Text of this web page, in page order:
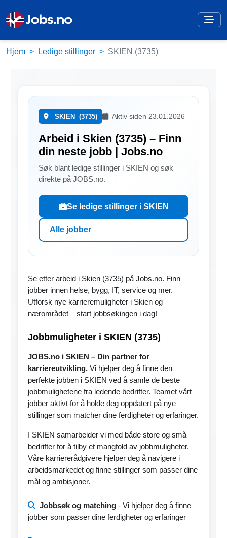
Hjem Ledige stillinger SKIEN (3735)
SKIEN (3735) Aktiv siden 23.01.2026
Arbeid i Skien (3735) – Finn
din neste jobb | Jobs.no
Søk blant ledige stillinger i SKIEN og søk
direkte på JOBS.no.
Se ledige stillinger i SKIEN
Alle jobber
Se etter arbeid i Skien (3735) på Jobs.no. Finn
jobber innen helse, bygg, IT, service og mer.
Utforsk nye karrieremuligheter i Skien og
nærområdet – start jobbsøkingen i dag!
Jobbmuligheter i SKIEN (3735)
JOBS.no i SKIEN – Din partner for
karriereutvikling. Vi hjelper deg å finne den
perfekte jobben i SKIEN ved å samle de beste
jobbmulighetene fra ledende bedrifter. Teamet vårt
jobber aktivt for å holde deg oppdatert på nye
stillinger som matcher dine ferdigheter og erfaringer.
I SKIEN samarbeider vi med både store og små
bedrifter for å tilby et mangfold av jobbmuligheter.
Våre karriererådgivere hjelper deg å navigere i
arbeidsmarkedet og finne stillinger som passer dine
mål og ambisjoner.
Jobbsøk og matching - Vi hjelper deg å finne
jobber som passer dine ferdigheter og erfaringer